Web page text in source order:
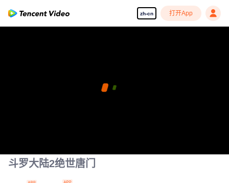
zh-cn 打开App
斗罗大陆2绝世唐门